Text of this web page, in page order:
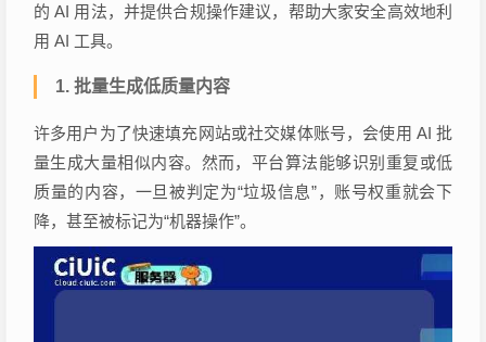
的 AI 用法，并提供合规操作建议，帮助大家安全高效地利
用 AI 工具。
1. 批量生成低质量内容
许多用户为了快速填充网站或社交媒体账号，会使用 AI 批
量生成大量相似内容。然而，平台算法能够识别重复或低
质量的内容，一旦被判定为“垃圾信息”，账号权重就会下
降，甚至被标记为“机器操作”。